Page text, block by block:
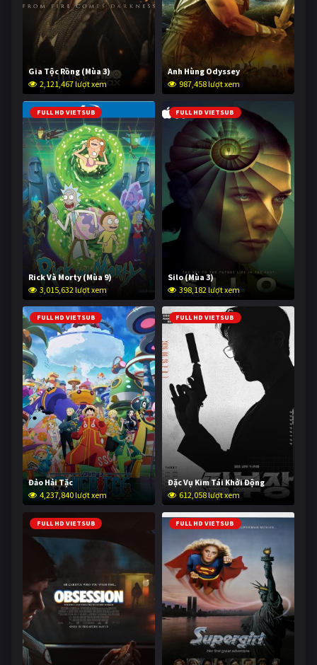
Gia Tộc Rồng (Mùa 3)
2,121,467 lượt xem
Anh Hùng Odyssey
987,458 lượt xem
FULL HD VIETSUB
Rick Và Morty (Mùa 9)
3,015,632 lượt xem
FULL HD VIETSUB
Silo (Mùa 3)
398,182 lượt xem
FULL HD VIETSUB
Đảo Hải Tặc
4,237,840 lượt xem
FULL HD VIETSUB
Đặc Vụ Kim Tái Khởi Động
612,058 lượt xem
FULL HD VIETSUB FULL HD VIETSUB